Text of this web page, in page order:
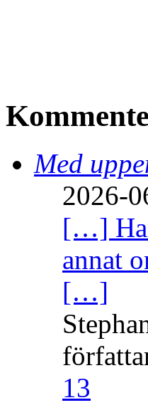
Med
2026-
[…]
annat
[…]
13